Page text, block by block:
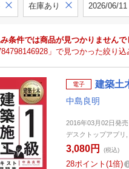
在庫あり 2026/06/11
み条件では商品が見つかりませんで
」で見つかった絞り
電子 建築土
中島良明
2016年03月02日発
デスクトップアプリ
3,080円 (税込)
28ポイント 1倍